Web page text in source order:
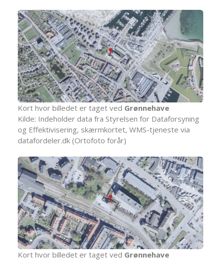
Kort hvor billedet er taget ved Grønnehave
Kilde: Indeholder data fra Styrelsen for Dataforsyning
og Effektivisering, skærmkortet, WMS-tjeneste via
datafordeler.dk (Ortofoto forår)
Kort hvor billedet er taget ved Grønnehave